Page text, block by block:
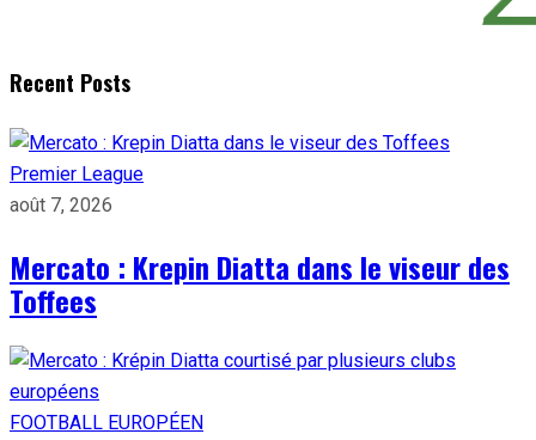
Recent Posts
Premier League
août 7, 2026
Mercato : Krepin Diatta dans le viseur des
Toffees
FOOTBALL EUROPÉEN